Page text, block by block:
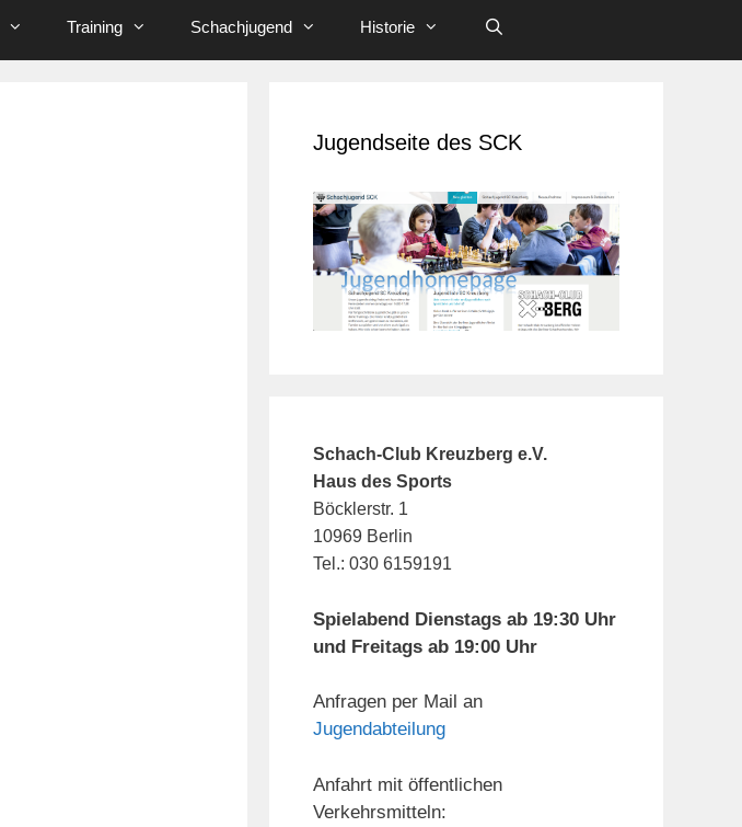
Training Schachjugend Historie
Jugendseite des SCK
Schach-Club Kreuzberg e.V.
Haus des Sports
Böcklerstr. 1
10969 Berlin
Tel.: 030 6159191
Spielabend Dienstags ab 19:30 Uhr
und Freitags ab 19:00 Uhr
Anfragen per Mail an
Jugendabteilung
Anfahrt mit öffentlichen
Verkehrsmitteln: